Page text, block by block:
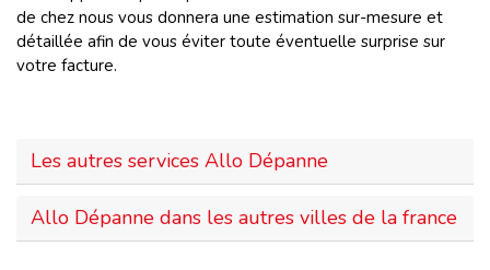
de chez nous vous donnera une estimation sur-mesure et
détaillée afin de vous éviter toute éventuelle surprise sur
votre facture.
Les autres services Allo Dépanne
Allo Dépanne dans les autres villes de la france